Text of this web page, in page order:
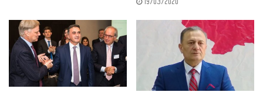
19/03/2020